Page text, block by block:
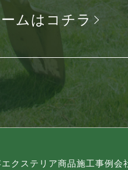
ムはコチラ
エクステリア商品施工事例 会